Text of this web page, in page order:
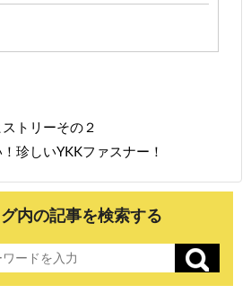
トリーその２
珍しいYKKファスナー！
内の記事を検索する